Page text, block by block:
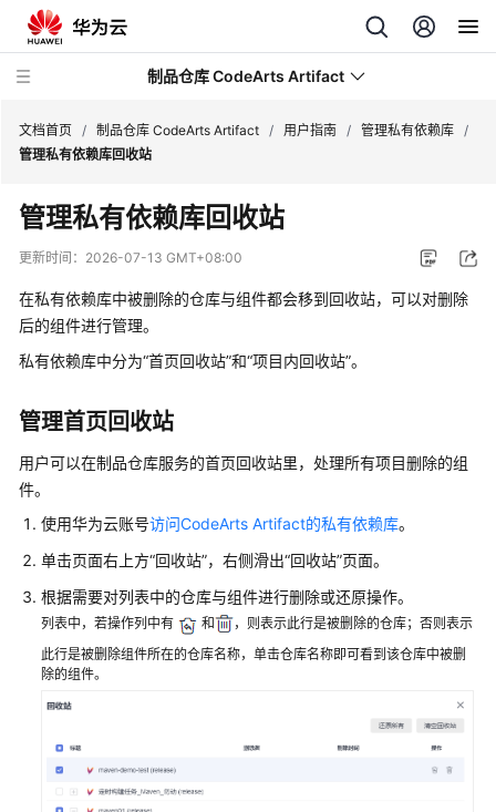
制品仓库 CodeArts Artifact
新
动
产
介
费
明
快
速
入
门
文档首页 / 制品仓库 CodeArts Artifact / 用户指南 / 管理私有依赖库 /
管理私有依赖库回收站
管理私有依赖库回收站
更新时间： 2026-07-13 GMT+08:00
在私有依赖库中被删除的仓库与组件都会移到回收站，可以对删除
后的组件进行管理。
私有依赖库中分为“首页回收站”和“项目内回收站”。
管理首页回收站
用户可以在制品仓库服务的首页回收站里，处理所有项目删除的组
件。
使用华为云账号访问CodeArts Artifact的私有依赖库。
单击页面右上方“回收站”，右侧滑出“回收站”页面。
根据需要对列表中的仓库与组件进行删除或还原操作。
列表中，若操作列中有 和
，则表示此行是被删除的仓库；否则表示
此行是被删除组件所在的仓库名称，单击仓库名称即可看到该仓库中被删
除的组件。